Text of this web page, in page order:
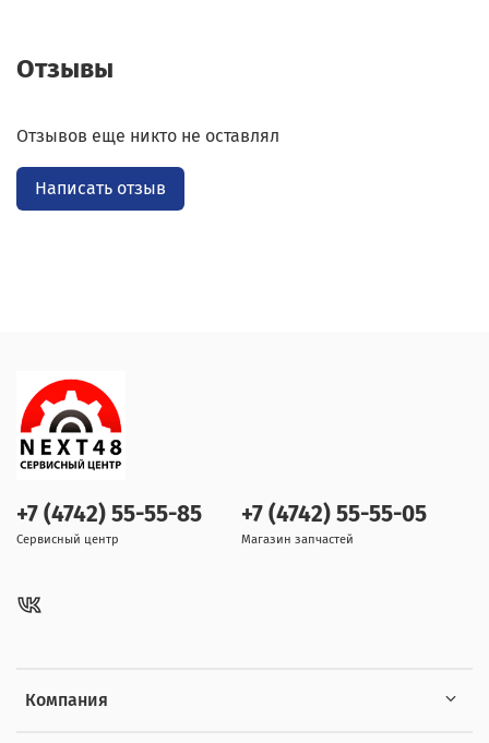
Отзывы
Отзывов еще никто не оставлял
Написать отзыв
Компания
+7 (4742) 55-55-85
Сервисный центр
+7 (4742) 55-55-05
Магазин запчастей